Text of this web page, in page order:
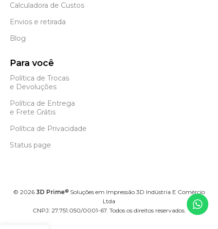
Calculadora de Custos
Envios e retirada
Blog
Para você
Política de Trocas
e Devoluções
Política de Entrega
e Frete Grátis
Política de Privacidade
Status page
© 2026 3D Prime® Soluções em Impressão 3D Indústria E Comércio
Ltda
CNPJ: 27.751.050/0001-67. Todos os direitos reservados.